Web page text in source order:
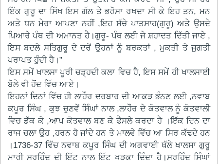
ਇੱਕ ਗੁਰੂ ਦਾ ਸਿੱਖ ਇਸ ਗੱਲ ਤੇ ਭਰੋਸਾ ਰਖਦਾ ਸੀ ਕੇ ਇਹ ਤਨ, ਮਨ
ਅਤੇ ਧਨ ਮੇਰਾ ਆਪਣਾ ਨਹੀਂ ,ਇਹ ਸੱਚੇ ਪਾਤਸਾਹ(ਗੁਰੂ) ਅਤੇ ਉਸਦੇ
ਪਿਆਰੇ ਪੰਥ ਦੀ ਅਮਾਨਤ ਹੈ।ਗੁਰੂ- ਪੰਥ ਲਈ ਜੇ ਸ਼ਹਾਦਤ ਦਿੱਤੀ ਜਾਏ ,
ਇਸ ਬਦਲੇ ਸਤਿਗੁਰੂ ਦੇ ਦਰੋਂ ਉਹਨਾਂ ਨੂੰ ਬਰਕਤਾਂ , ਮੁਕਤੀ ਤੇ ਜੁਗਤੀ
ਪਰਾਪਤ ਹੁੰਦੀ ਹੈ।”
ਇਸ ਸਮੇਂ ਖਾਲਸਾ ਪੂਰੀ ਚੜ੍ਹਦੀ ਕਲਾ ਵਿਚ ਹੈ, ਇਸ ਸਮੇਂ ਹੀ ਖਾਲਸਾਈ
ਬੋਲੇ ਵੀ ਹੋਂਦ ਵਿੱਚ ਆਏ।
ਇਹਨਾਂ ਦਿਨਾਂ ਵਿੱਚ ਹੀ ਲਾਹੌਰ ਦਰਬਾਰ ਦੀ ਆਕੜ ਭੰਨਣ ਲਈ ,ਨਵਾਬ
ਕਪੂਰ ਸਿੰਘ , ਕੁਝ ਚੁਣਵੇਂ ਸਿੰਘਾਂ ਨਾਲ ,ਲਾਹੌਰ ਦੇ ਕੋਤਵਾਲ ਨੂੰ ਕੋਤਵਾਲੀ
ਵਿਚ ਡੱਕ ਕੇ ,ਆਪ ਕੋਤਵਾਲ ਬਣ ਕੇ ਫੈਸਲੇ ਕਰਦਾ ਹੈ ।ਇੱਕ ਦਿਨ ਦਾ
ਰਾਜ ਚਲਾ ਉਹ ,ਹਰਨ ਹੋ ਜਾਂਦੇ ਹਨ ਤੇ ਮਾਲਵੇ ਵਿੱਚ ਆ ਸਿਰ ਕੱਢਦੇ ਹਨ
।1736-37 ਵਿੱਚ ਨਵਾਬ ਕਪੂਰ ਸਿੰਘ ਦੀ ਅਗਵਾਈ ਥੱਲੇ ਖਾਲਸਾ ਗੁਰੂ
ਮਾਰੀ ਸਰਹਿੰਦ ਦੀ ਇੱਟ ਨਾਲ ਇੱਟ ਖੜਕਾ ਦਿੰਦਾ ਹੈ।ਸਰਹਿੰਦ ਸਿੰਘਾਂ